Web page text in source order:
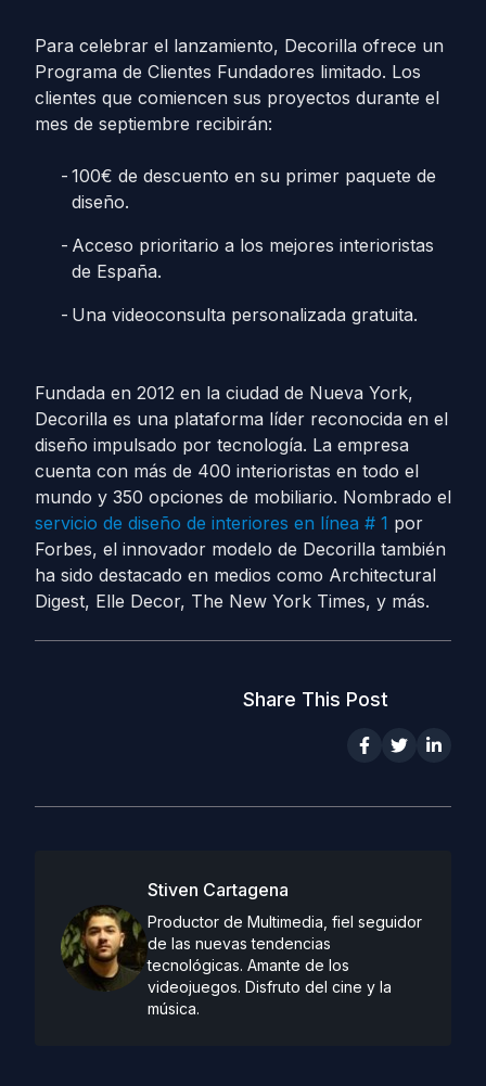
Para celebrar el lanzamiento, Decorilla ofrece un
Programa de Clientes Fundadores limitado. Los
clientes que comiencen sus proyectos durante el
mes de septiembre recibirán:
100€ de descuento en su primer paquete de
diseño.
Acceso prioritario a los mejores interioristas
de España.
Una videoconsulta personalizada gratuita.
Fundada en 2012 en la ciudad de Nueva York,
Decorilla es una plataforma líder reconocida en el
diseño impulsado por tecnología. La empresa
cuenta con más de 400 interioristas en todo el
mundo y 350 opciones de mobiliario. Nombrado el
servicio de diseño de interiores en línea # 1 por
Forbes, el innovador modelo de Decorilla también
ha sido destacado en medios como Architectural
Digest, Elle Decor, The New York Times, y más.
Share This Post
Stiven Cartagena
Productor de Multimedia, fiel seguidor
de las nuevas tendencias
tecnológicas. Amante de los
videojuegos. Disfruto del cine y la
música.